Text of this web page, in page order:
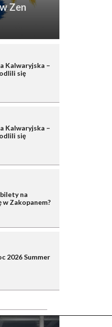
Zen
Kalwaryjska –
się
Kalwaryjska –
się
na
w Zakopanem?
2026 Summer